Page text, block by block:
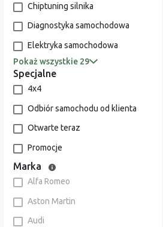
Chiptuning silnika
Diagnostyka samochodowa
Elektryka samochodowa
Pokaż wszystkie 29
Specjalne
4x4
Odbiór samochodu od klienta
Otwarte teraz
Promocje
Marka
Alfa Romeo
Aston Martin
Audi